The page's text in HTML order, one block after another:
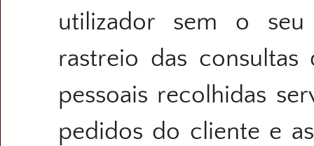
utilizador sem o seu
rastreio das
pessoais recolhidas
pedidos do cliente e